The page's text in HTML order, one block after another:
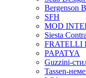
Bergenson
SFH
MOD
Siesta
FRATELLI
PAPATYA
Guzzini-
Tassen-